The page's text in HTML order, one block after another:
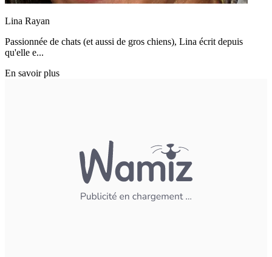
Lina Rayan
Passionnée de chats (et aussi de gros chiens), Lina écrit depuis
qu'elle e...
En savoir plus